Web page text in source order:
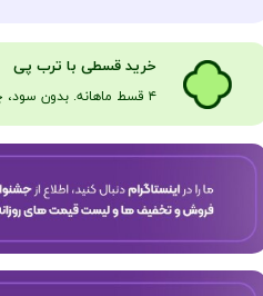
​​​خرید قسطی با ترب پی
۴ قسط ماهانه. بدون سود، چک و ضامن​​​​​​​